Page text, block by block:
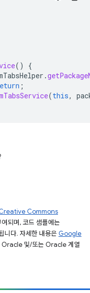
()
{
.
;
(this,
Commons
되며, 코드 샘플에는
니다. 자세한 내용은 Google
Oracle 및/또는 Oracle 계열